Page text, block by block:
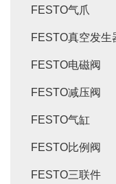
FESTO气爪
FESTO真空发生
FESTO电磁阀
FESTO减压阀
FESTO气缸
FESTO比例阀
FESTO三联件